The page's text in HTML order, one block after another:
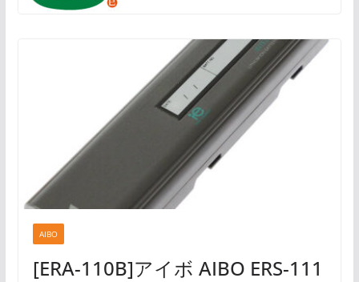
AIBO
[ERA-110B]アイボ AIBO ERS-111